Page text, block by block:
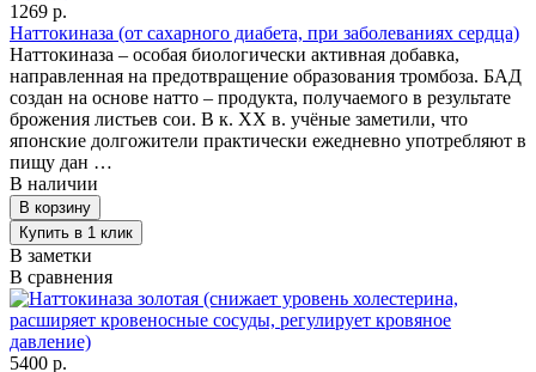
1269 р.
Наттокиназа (от сахарного диабета, при заболеваниях сердца)
Наттокиназа – особая биологически активная добавка,
направленная на предотвращение образования тромбоза. БАД
создан на основе натто – продукта, получаемого в результате
брожения листьев сои. В к. ХХ в. учёные заметили, что
японские долгожители практически ежедневно употребляют в
пищу дан …
В наличии
В заметки
В сравнения
5400 р.